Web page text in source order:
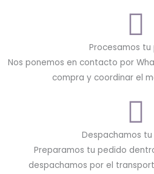
Procesamos tu
Nos ponemos en contacto por
compra y coordinar el
Despachamos
Preparamos tu pedido
despachamos por el